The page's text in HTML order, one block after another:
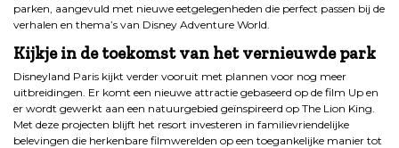
parken, aangevuld met nieuwe eetgelegenheden die perfect passen bij de
verhalen en thema’s van Disney Adventure World.
Kijkje in de toekomst van het vernieuwde park
Disneyland Paris kijkt verder vooruit met plannen voor nog meer
uitbreidingen. Er komt een nieuwe attractie gebaseerd op de film Up en
er wordt gewerkt aan een natuurgebied geïnspireerd op The Lion King.
Met deze projecten blijft het resort investeren in familievriendelijke
belevingen die herkenbare filmwerelden op een toegankelijke manier tot